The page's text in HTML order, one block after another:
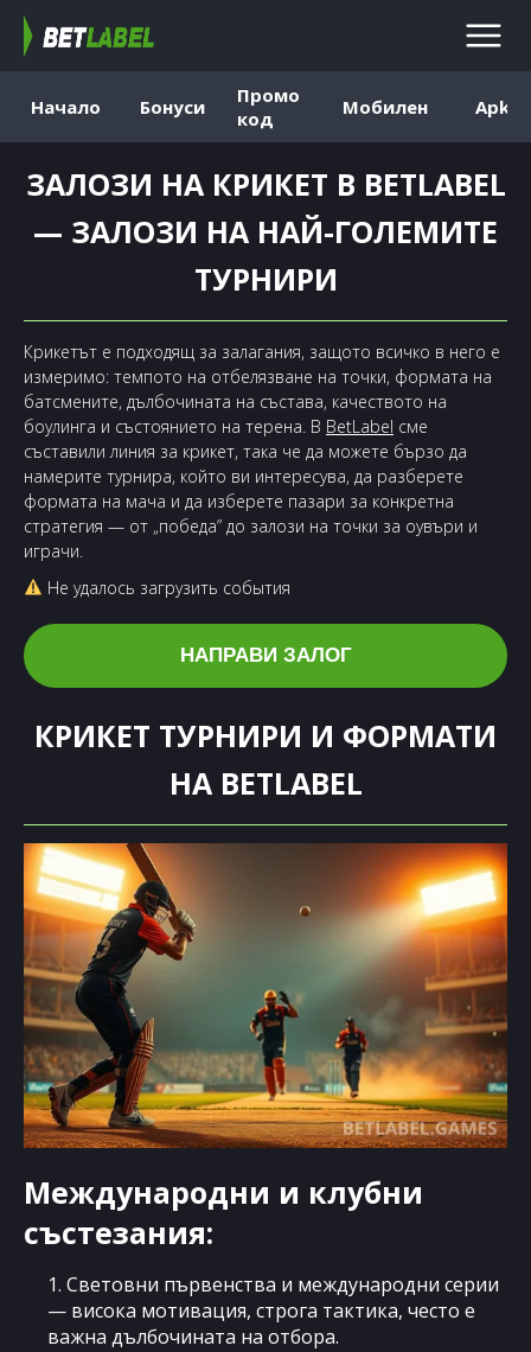
Начало Бонуси
Промо
код
Мобилен Apk
ЗАЛОЗИ НА КРИКЕТ В BETLABEL
— ЗАЛОЗИ НА НАЙ-ГОЛЕМИТЕ
ТУРНИРИ
Крикетът е подходящ за залагания, защото всичко в него е
измеримо: темпото на отбелязване на точки, формата на
батсмените, дълбочината на състава, качеството на
боулинга и състоянието на терена. В BetLabel сме
съставили линия за крикет, така че да можете бързо да
намерите турнира, който ви интересува, да разберете
формата на мача и да изберете пазари за конкретна
стратегия — от „победа” до залози на точки за оувъри и
играчи.
Не удалось загрузить события
НАПРАВИ ЗАЛОГ
КРИКЕТ ТУРНИРИ И ФОРМАТИ
НА BETLABEL
Международни и клубни
състезания:
1. Световни първенства и международни серии
— висока мотивация, строга тактика, често е
важна дълбочината на отбора.